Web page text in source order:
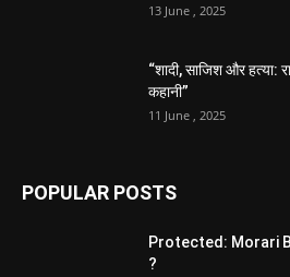
13 June , 2025
“शादी, साजिश और हत्या:
कहानी”
11 June , 2025
POPULAR POSTS
Protected: Morari
?